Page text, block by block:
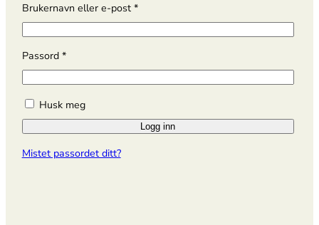
Brukernavn eller e-post *P
å
k
e
v
Passord *P
å
k
r
v
Husk meg
Logg inn
Mistet passordet ditt?